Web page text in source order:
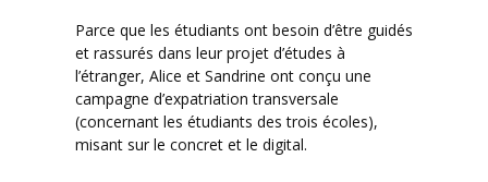
Parce que les étudiants ont besoin d’être guidés
et rassurés dans leur projet d’études à
l’étranger, Alice et Sandrine ont conçu une
campagne d’expatriation transversale
(concernant les étudiants des trois écoles),
misant sur le concret et le digital.